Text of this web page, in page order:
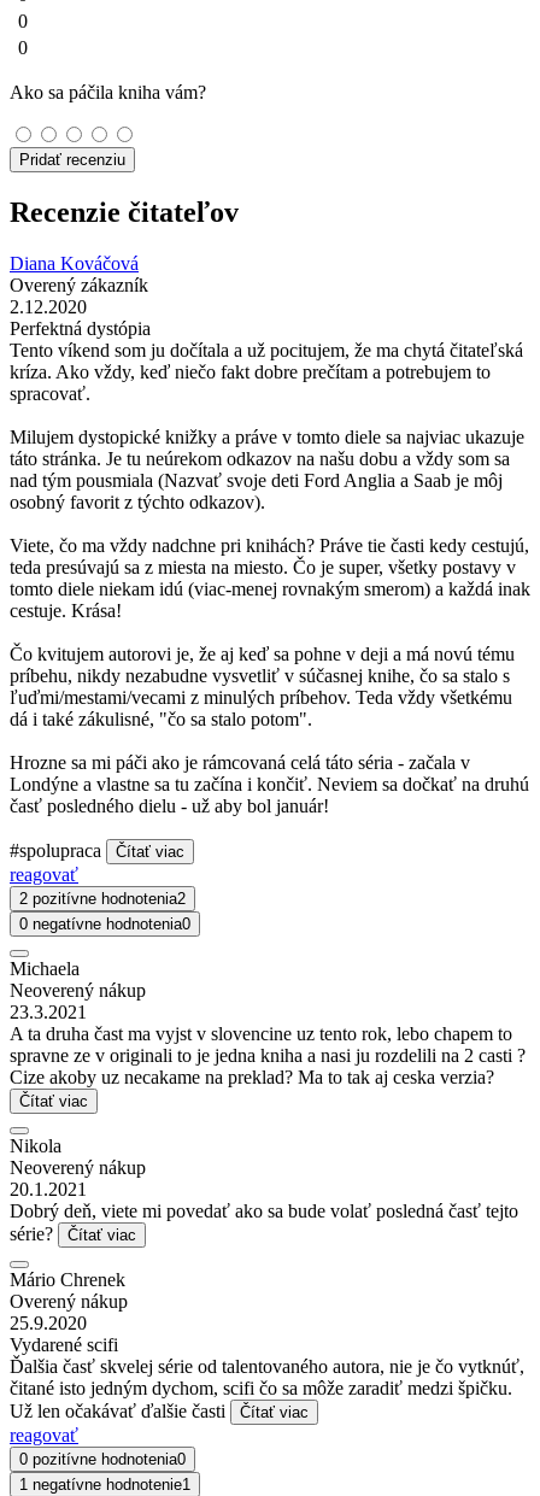
0
0
Ako sa páčila kniha vám?
Pridať recenziu
Recenzie čitateľov
Diana Kováčová
Overený zákazník
2.12.2020
Perfektná dystópia
Tento víkend som ju dočítala a už pocitujem, že ma chytá čitateľská
kríza. Ako vždy, keď niečo fakt dobre prečítam a potrebujem to
spracovať.
Milujem dystopické knižky a práve v tomto diele sa najviac ukazuje
táto stránka. Je tu neúrekom odkazov na našu dobu a vždy som sa
nad tým pousmiala (Nazvať svoje deti Ford Anglia a Saab je môj
osobný favorit z týchto odkazov).
Viete, čo ma vždy nadchne pri knihách? Práve tie časti kedy cestujú,
teda presúvajú sa z miesta na miesto. Čo je super, všetky postavy v
tomto diele niekam idú (viac-menej rovnakým smerom) a každá inak
cestuje. Krása!
Čo kvitujem autorovi je, že aj keď sa pohne v deji a má novú tému
príbehu, nikdy nezabudne vysvetliť v súčasnej knihe, čo sa stalo s
ľuďmi/mestami/vecami z minulých príbehov. Teda vždy všetkému
dá i také zákulisné, "čo sa stalo potom".
Hrozne sa mi páči ako je rámcovaná celá táto séria - začala v
Londýne a vlastne sa tu začína i končiť. Neviem sa dočkať na druhú
časť posledného dielu - už aby bol január!
#spolupraca Čítať viac
reagovať
2 pozitívne hodnotenia2
0 negatívne hodnotenia0
Michaela
Neoverený nákup
23.3.2021
A ta druha čast ma vyjst v slovencine uz tento rok, lebo chapem to
spravne ze v originali to je jedna kniha a nasi ju rozdelili na 2 casti ?
Cize akoby uz necakame na preklad? Ma to tak aj ceska verzia?
Čítať viac
Nikola
Neoverený nákup
20.1.2021
Dobrý deň, viete mi povedať ako sa bude volať posledná časť tejto
série?
Čítať viac
Mário Chrenek
Overený nákup
25.9.2020
Vydarené scifi
Ďalšia časť skvelej série od talentovaného autora, nie je čo vytknúť,
čitané isto jedným dychom, scifi čo sa môže zaradiť medzi špičku.
Už len očakávať ďalšie časti
Čítať viac
reagovať
0 pozitívne hodnotenia0
1 negatívne hodnotenie1